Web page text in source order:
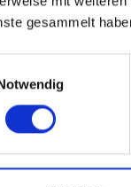
gesammelt